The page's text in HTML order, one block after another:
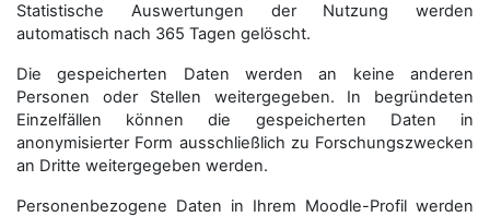
Statistische Auswertungen der Nutzung werden
automatisch nach 365 Tagen gelöscht.
Die gespeicherten Daten werden an keine anderen
Personen oder Stellen weitergegeben. In begründeten
Einzelfällen können die gespeicherten Daten in
anonymisierter Form aus­schließ­lich zu Forschungszwecken
an Dritte weitergegeben werden.
Personenbezogene Daten in Ihrem Moodle-Profil werden